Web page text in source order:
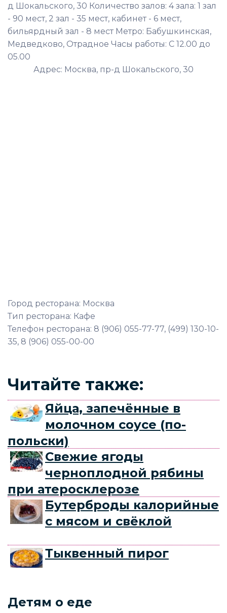
д Шокальского, 30 Количество залов: 4 зала: 1 зал
- 90 мест, 2 зал - 35 мест, кабинет - 6 мест,
бильярдный зал - 8 мест Метро: Бабушкинская,
Медведково, Отрадное Часы работы: С 12.00 до
05.00
Адрес: Москва, пр-д Шокальского, 30
Город ресторана: Москва
Тип ресторана: Кафе
Телефон ресторана: 8 (906) 055-77-77, (499) 130-10-
35, 8 (906) 055-00-00
Читайте также:
Яйца, запечённые в
молочном соусе (по-
польски)
Свежие ягоды
черноплодной рябины
при атеросклерозе
Бутерброды калорийные
с мясом и свёклой
Тыквенный пирог
Детям о еде